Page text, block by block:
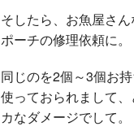
そしたら、お魚屋さ
ポーチの修理依頼に。
同じのを2個～3個お
使っておられまして
カなダメージでして。